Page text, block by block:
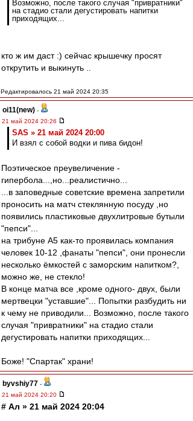
Возможно, после такого случая "привратники"
на стадио стали дегустировать напитки
приходящих...
кто ж им даст :) сейчас крышечку просят
открутить и выкинуть ..
Редактировалось 21 май 2024 20:35
oi11(new) -
21 май 2024 20:26
SAS » 21 май 2024 20:00
И взял с собой водки и пива бидон!
Поэтическое преувеличение -
гипербола...,но...реалистично...
...в заповедные советские времена запретили
проносить на матч стеклянную посуду ,но
появились пластиковые двухлитровые бутыли
"пепси"...
на трибуне А5 как-то проявилась компания
человек 10-12 ,фанаты "пепси", они пронесли
несколько ёмкостей с заморским напитком?,
можно же, не стекло!
В конце матча все ,кроме одного- двух, были
мертвецки "уставшие"... Попытки разбудить ни
к чему не приводили... Возможно, после такого
случая "привратники" на стадио стали
дегустировать напитки приходящих...
Боже! "Спартак" храни!
byvshiy77 -
21 май 2024 20:20
# Ал » 21 май 2024 20:04